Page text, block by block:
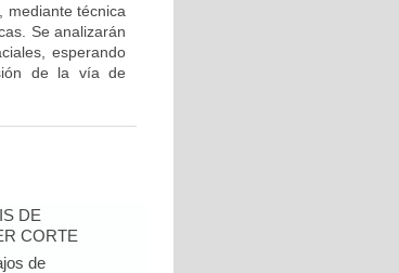
mediante técnica
Se analizarán
esperando
de la vía de
DE
CORTE
de